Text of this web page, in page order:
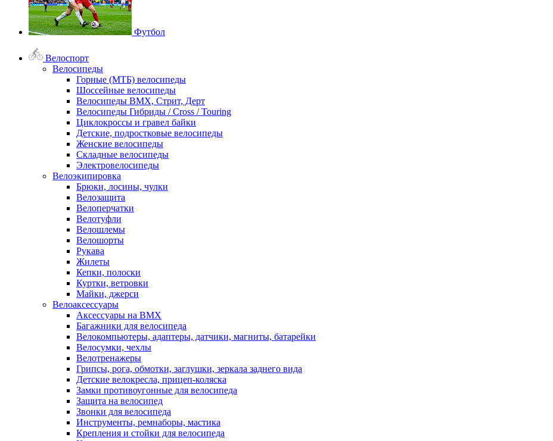
Футбол
Велоспорт
Велосипеды
Горные (МТБ) велосипеды
Шоссейные велосипеды
Велосипеды BMX, Стрит, Дерт
Велосипеды Гибриды / Cross / Touring
Циклокроссы и гравел байки
Детские, подростковые велосипеды
Женские велосипеды
Складные велосипеды
Электровелосипеды
Велоэкипировка
Брюки, лосины, чулки
Велозащита
Велоперчатки
Велотуфли
Велошлемы
Велошорты
Рукава
Жилеты
Кепки, полоски
Куртки, ветровки
Майки, джерси
Велоаксессуары
Аксессуары на BMX
Багажники для велосипеда
Велокомпьютеры, адаптеры, датчики, магниты, батарейки
Велосумки, чехлы
Велотренажеры
Грипсы, рога, обмотки, заглушки, зеркала заднего вида
Детские велокресла, прицеп-коляска
Замки противоугонные для велосипеда
Защита на велосипед
Звонки для велосипеда
Инструменты, ремнаборы, мастика
Крепления и стойки для велосипеда